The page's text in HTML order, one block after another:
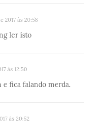
2017 às 20:58
ler isto
às 12:50
fica falando merda.
às 20:52